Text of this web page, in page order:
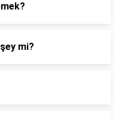
mi?